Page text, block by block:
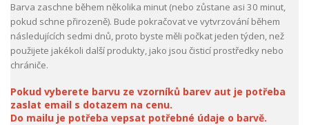
Barva zaschne během několika minut (nebo zůstane asi 30 minut,
pokud schne přirozeně). Bude pokračovat ve vytvrzování během
následujících sedmi dnů, proto byste měli počkat jeden týden, než
použijete jakékoli další produkty, jako jsou čisticí prostředky nebo
chrániče.
Pokud vyberete barvu ze vzorníků barev aut je potřeba
zaslat email s dotazem na cenu.
Do mailu je potřeba vepsat potřebné údaje o barvě.